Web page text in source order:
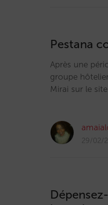
Pestana
Après une
groupe
Mirai sur le
29/02/